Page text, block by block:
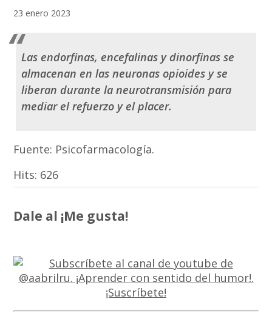
23 enero 2023
Las endorfinas, encefalinas y dinorfinas se
almacenan en las neuronas opioides y se
liberan durante la neurotransmisión para
mediar el refuerzo y el placer.
Fuente: Psicofarmacología.
Hits: 626
Dale al ¡Me gusta!